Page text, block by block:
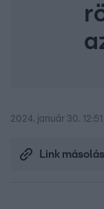
2024. január 30. 12:51
Link